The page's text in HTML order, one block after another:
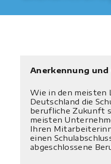
Anerkennung
Wie in den meisten
Deutschland die
berufliche Zukunft
meisten
Ihren
einen
abgeschlossene